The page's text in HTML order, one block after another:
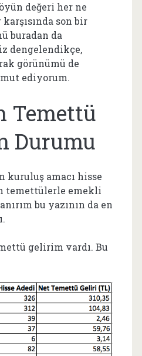
değeri her ne
son bir
buradan da
dengelendikçe,
görünümü de
ediyorum.
Temettü
Durumu
kuruluş amacı hisse
temettülerle emekli
bu yazının da en
gelirim vardı. Bu